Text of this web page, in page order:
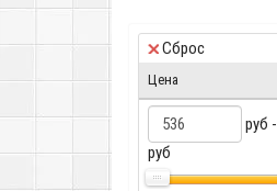
Сброс
Цена
руб -
руб